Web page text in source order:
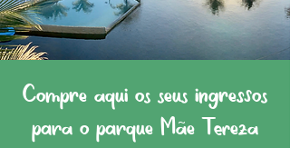
Compre aqui os seus ingressos
para o parque Mãe Tereza